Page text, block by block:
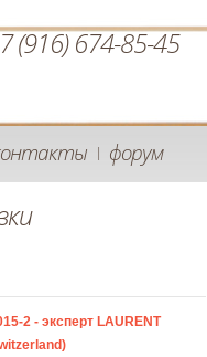
(916) 674-85-45
| форум
2 - эксперт LAURENT